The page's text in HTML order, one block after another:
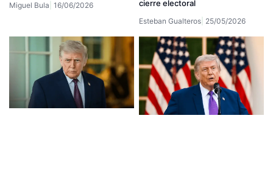
Miguel Bula 16/06/2026
cierre electoral
Esteban Gualteros 25/05/2026